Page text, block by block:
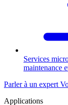
Services
maintenance
Parler à un expert
Applications